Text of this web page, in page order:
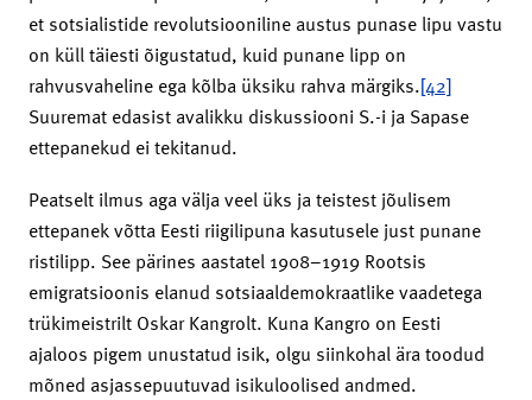
et sotsialistide revolutsiooniline austus punase lipu vastu
on küll täiesti õigustatud, kuid punane lipp on
rahvusvaheline ega kõlba üksiku rahva märgiks.[42]
Suuremat edasist avalikku diskussiooni S.-i ja Sapase
ettepanekud ei tekitanud.
Peatselt ilmus aga välja veel üks ja teistest jõulisem
ettepanek võtta Eesti riigilipuna kasutusele just punane
ristilipp. See pärines aastatel 1908–1919 Rootsis
emigratsioonis elanud sotsiaaldemokraatlike vaadetega
trükimeistrilt Oskar Kangrolt. Kuna Kangro on Eesti
ajaloos pigem unustatud isik, olgu siinkohal ära toodud
mõned asjassepuutuvad isikuloolised andmed.